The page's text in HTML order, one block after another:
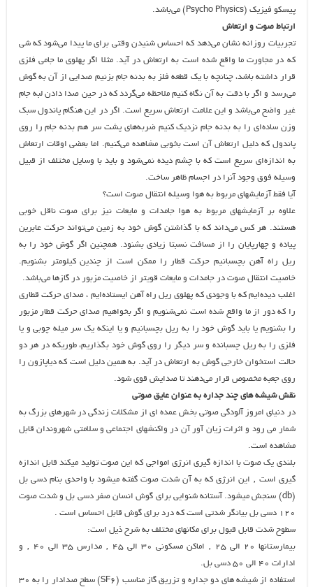
پیسکو فیزیک (Psycho Physics) می‌باشد.
ارتباط صوت و ارتعاش
تجربیات روزانه نشان می‌دهد که احساس شنیدن وقتی برای ما پیدا می‌شود که شی
که در مجاورت ما واقع شده است به ارتعاش در آید. مثلا اگر پهلوی ما جامی فلزی
قرار داشته باشد، چنانچه با یک قطعه فلز به بدنه جام بزنیم صدایی از آن به گوش
می‌رسد و اگر با دقت به آن نگاه کنیم ملاحظه می‌گردد که در حین صدا دادن لبه جام
غیر واضح می‌باشد و این علامت ارتعاش سریع است. اگر در این هنگام پاندول سبک
وزن ساده‌ای را به بدنه جام نزدیک کنیم ضربه‌های پشت سر هم بدنه جام را روی
پاندول که دلیل ارتعاش آن است بخوبی مشاهده می‌کنیم. اما بعضی اوقات ارتعاش
به اندازه‌ای سریع است که با چشم دیده نمی‌شود و باید با وسایل مختلف از قبیل
وسیله فوق وجود آنرا در اجسام ظاهر ساخت.
آیا فقط آزمایشهای مربوط به هوا وسیله انتقال صوت است؟
علاوه بر آزمایشهای مربوط به هوا جامدات و مایعات نیز برای صوت ناقل خوبی
هستند. هر کس می‌داند که با گذاشتن گوش خود به زمین می‌تواند حرکت عابرین
پیاده و چهارپایان را از مسافت نسبتا زیادی بشنود. همچنین اگر گوش خود را به
ریل راه ‌آهن بچسبانیم حرکت قطار را ممکن است از چندین کیلومتر بشنویم.
خاصیت انتقال صوت در جامدات و مایعات قویتر از خاصیت مزبور در گازها می‌باشد.
اغلب دیده‌ایم که با وجودی که پهلوی ریل راه ‌آهن ایستاده‌ایم ، صدای حرکت قطاری
را که دور از ما واقع شده است نمی‌شنویم و اگر بخواهیم صدای حرکت قطار مزبور
را بشنویم یا باید گوش خود را به ریل بچسبانیم و یا اینکه یک سر میله چوبی و یا
فلزی را به ریل چسبانده و سر دیگر را روی گوش خود بگذاریم، طوریکه در هر دو
حالت استخوان خارجی گوش به ارتعاش در آید. به همین دلیل است که دیاپازون را
روی جعبه مخصوص قرار می‌دهند تا صدایش قوی شود.
نقش شیشه های چند جداره به عنوان عایق صوتی
در دنیای امروز آلودگی صوتی بخش عمده ای از مشکلات زندگی در شهرهای بزرگ به
شمار می رود و اثرات زیان آور آن در واکنشهای اجتماعی و سلامتی شهروندان قابل
مشاهده است.
بلندی یک صوت با اندازه گیری انرژی امواجی که این صوت تولید میکند قابل اندازه
گیری است ٬ این انرژی که به آن شدت صوت گفته میشود با واحدی بنام دسی بل
(db) سنجش میشود. آستانه شنوایی برای گوش انسان صفر دسی بل و شدت صوت
120 دسی بل بیانگر شدتی است که درد برای گوش قابل احساس است .
سطوح شدت قابل قبول برای مکانهای مختلف به شرح ذیل است:
بیمارستانها ۲۰ الی ۲۵ ٬ اماکن مسکونی ۳۰ الی ۴۵ ٬ مدارس ۳۵ الی ۴۰ ٬ و
ادارات ۴۰ الی ۵۰ دسی بل.
استفاده از شیشه های دو جداره و تزریق گاز مناسب (SF6) سطح صدادار را به 30